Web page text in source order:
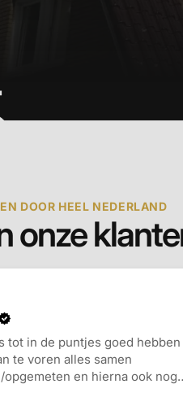
DOOR HEEL NEDERLAND
onze
tot in de puntjes goed hebben
te voren alles samen
en hierna ook nog
beantwoord. Vervolgens op de
de werkzaamheden